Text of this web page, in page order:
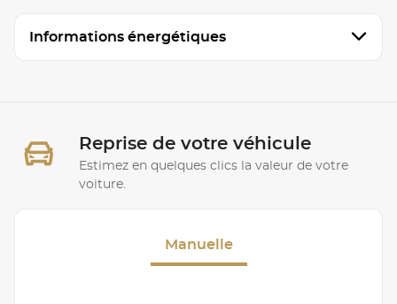
Informations énergétiques
Reprise de votre véhicule
Estimez en quelques clics la valeur de votre
voiture.
Manuelle